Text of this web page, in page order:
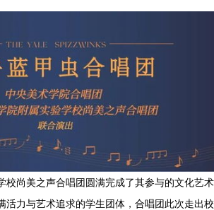
校尚美之声合唱团圆满完成了其参与的文化艺术
活力与艺术追求的学生团体，合唱团此次走出校